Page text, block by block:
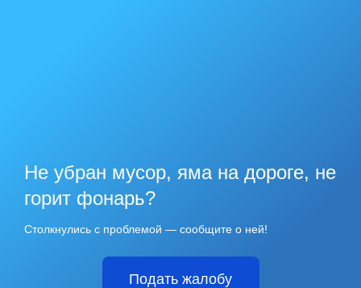
Не убран мусор, яма на дороге, не
горит фонарь?
Столкнулись с проблемой — сообщите о ней!
Подать жалобу